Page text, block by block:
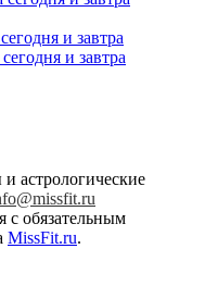
и завтра
и завтра
астрологические
с обязательным
MissFit.ru.